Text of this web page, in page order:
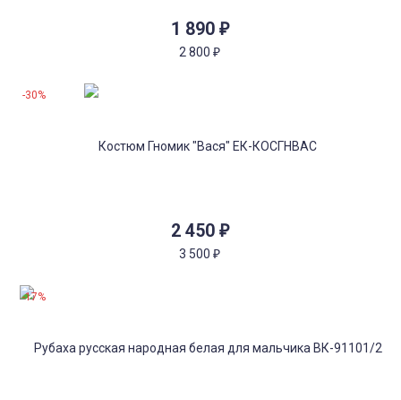
1 890 ₽
2 800 ₽
2 450 ₽
3 500 ₽
-30%
-17%